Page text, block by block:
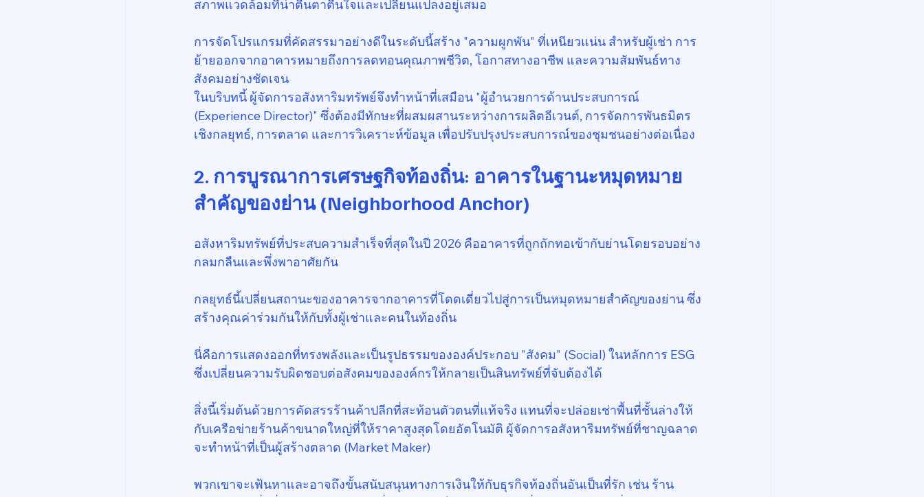
สภาพแวดล้อมที่น่าตื่นตาตื่นใจและเปลี่ยนแปลงอยู่เสมอ
การจัดโปรแกรมที่คัดสรรมาอย่างดีในระดับนี้สร้าง "ความผูกพัน" ที่เหนียวแน่น สำหรับผู้เช่า การ
ย้ายออกจากอาคารหมายถึงการลดทอนคุณภาพชีวิต, โอกาสทางอาชีพ และความสัมพันธ์ทาง
สังคมอย่างชัดเจน
ในบริบทนี้ ผู้จัดการอสังหาริมทรัพย์จึงทำหน้าที่เสมือน "ผู้อำนวยการด้านประสบการณ์
(Experience Director)" ซึ่งต้องมีทักษะที่ผสมผสานระหว่างการผลิตอีเวนต์, การจัดการพันธมิตร
เชิงกลยุทธ์, การตลาด และการวิเคราะห์ข้อมูล เพื่อปรับปรุงประสบการณ์ของชุมชนอย่างต่อเนื่อง
2. การบูรณาการเศรษฐกิจท้องถิ่น: อาคารในฐานะหมุดหมาย
สำคัญของย่าน (Neighborhood Anchor)
อสังหาริมทรัพย์ที่ประสบความสำเร็จที่สุดในปี 2026 คืออาคารที่ถูกถักทอเข้ากับย่านโดยรอบอย่าง
กลมกลืนและพึ่งพาอาศัยกัน
กลยุทธ์นี้เปลี่ยนสถานะของอาคารจากอาคารที่โดดเดี่ยวไปสู่การเป็นหมุดหมายสำคัญของย่าน ซึ่ง
สร้างคุณค่าร่วมกันให้กับทั้งผู้เช่าและคนในท้องถิ่น
นี่คือการแสดงออกที่ทรงพลังและเป็นรูปธรรมขององค์ประกอบ "สังคม" (Social) ในหลักการ ESG
ซึ่งเปลี่ยนความรับผิดชอบต่อสังคมขององค์กรให้กลายเป็นสินทรัพย์ที่จับต้องได้
สิ่งนี้เริ่มต้นด้วยการคัดสรรร้านค้าปลีกที่สะท้อนตัวตนที่แท้จริง แทนที่จะปล่อยเช่าพื้นที่ชั้นล่างให้
กับเครือข่ายร้านค้าขนาดใหญ่ที่ให้ราคาสูงสุดโดยอัตโนมัติ ผู้จัดการอสังหาริมทรัพย์ที่ชาญฉลาด
จะทำหน้าที่เป็นผู้สร้างตลาด (Market Maker)
พวกเขาจะเฟ้นหาและอาจถึงขั้นสนับสนุนทางการเงินให้กับธุรกิจท้องถิ่นอันเป็นที่รัก เช่น ร้าน